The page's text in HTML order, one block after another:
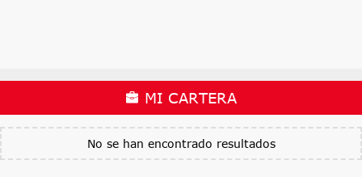
MI CARTERA
No se han encontrado resultados